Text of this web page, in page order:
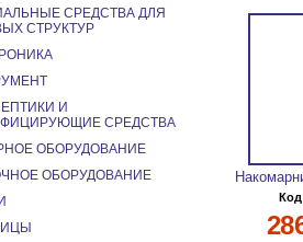
СРЕДСТВА ДЛЯ
СТРУКТУР
И
СРЕДСТВА
ОБОРУДОВАНИЕ
ОБОРУДОВАНИЕ